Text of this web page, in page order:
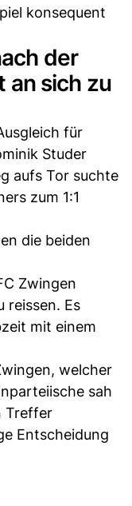
konsequent
der
an sich zu
für
Studer
aufs Tor suchte
zum 1:1
die beiden
Zwingen
reissen. Es
mit einem
welcher
sah
Treffer
Entscheidung